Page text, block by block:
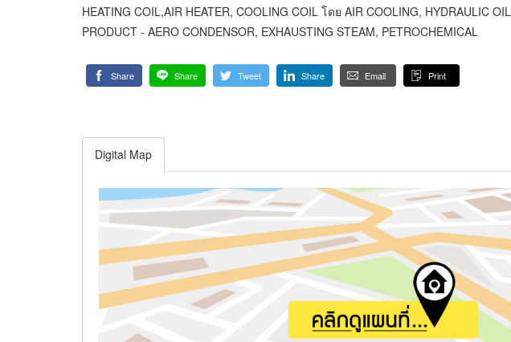
HEATING COIL,AIR HEATER, COOLING COIL โดย AIR COOLING, HYDRAULIC
PRODUCT - AERO CONDENSOR, EXHAUSTING STEAM, PETROCHEMICAL
Share Share Tweet Share Email Print
Digital Map